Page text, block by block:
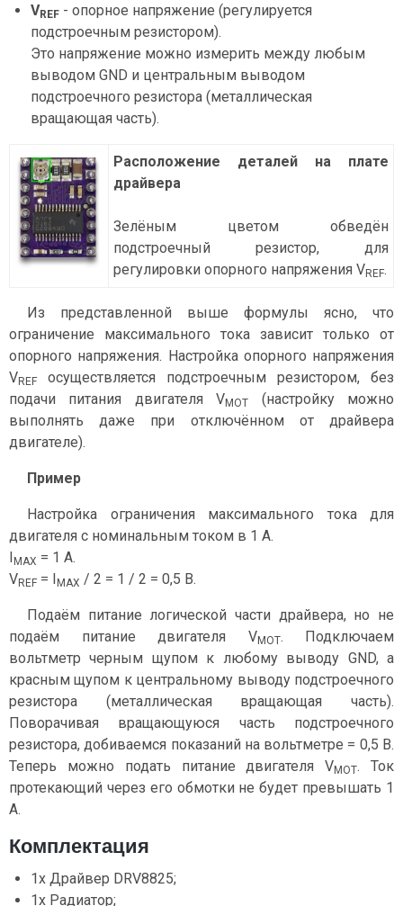
VREF - опорное напряжение (регулируется
подстроечным резистором).
Это напряжение можно измерить между любым
выводом GND и центральным выводом
подстроечного резистора (металлическая
вращающая часть).
Расположение деталей на плате
драйвера
Зелёным цветом обведён
подстроечный резистор, для
регулировки опорного напряжения VREF.
Из представленной выше формулы ясно, что
ограничение максимального тока зависит только от
опорного напряжения. Настройка опорного напряжения
VREF
осуществляется подстроечным резистором, без
подачи питания двигателя VMOT
(настройку можно
выполнять даже при отключённом от драйвера
двигателе).
Пример
Настройка ограничения максимального тока для
двигателя с номинальным током в 1 А.
IMAX = 1 А.
VREF = IMAX / 2 = 1 / 2 = 0,5 В.
Подаём питание логической части драйвера, но не
подаём питание двигателя VMOT. Подключаем
вольтметр черным щупом к любому выводу GND, а
красным щупом к центральному выводу подстроечного
резистора (металлическая вращающая часть).
Поворачивая вращающуюся часть подстроечного
резистора, добиваемся показаний на вольтметре = 0,5 В.
Теперь можно подать питание двигателя VMOT. Ток
протекающий через его обмотки не будет превышать 1
А.
Комплектация
1x Драйвер DRV8825;
1x Радиатор;